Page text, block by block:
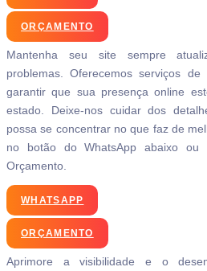
ORÇAMENTO
Mantenha seu site sempre
problemas. Oferecemos serviços
garantir que sua presença online
estado. Deixe-nos cuidar dos
possa se concentrar no que faz de
no botão do WhatsApp abaixo ou
Orçamento.
WHATSAPP
ORÇAMENTO
Aprimore a visibilidade e o